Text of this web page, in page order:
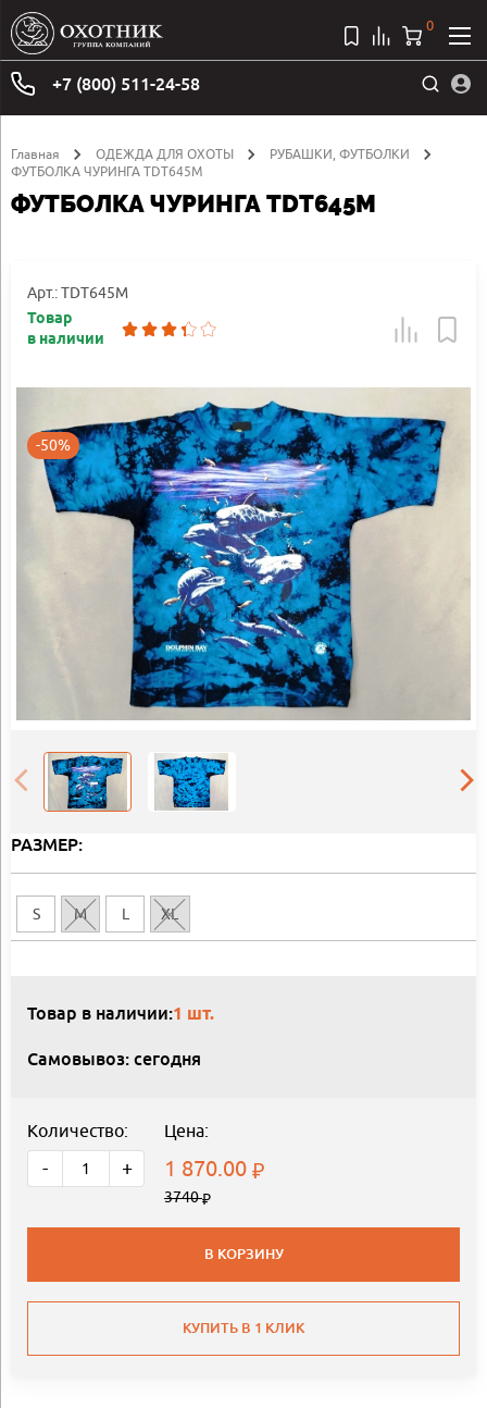
+7 (800) 511-24-58
0
Главная ОДЕЖДА ДЛЯ ОХОТЫ
РУБАШКИ, ФУТБОЛКИ
ФУТБОЛКА ЧУРИНГА TDT645M
ФУТБОЛКА ЧУРИНГА TDT645M
Арт.: TDT645M
Товар
в наличии
-50%
РАЗМЕР:
S M L XL
Товар в наличии:1 шт.
Самовывоз: сегодня
Количество:
- +
Цена:
1 870.00
3740
В КОРЗИНУ
КУПИТЬ В 1 КЛИК